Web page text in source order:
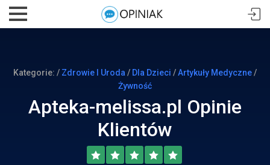
Kategorie: / Zdrowie I Uroda / Dla Dzieci /Artykuły Medyczne/
Żywność
Apteka-melissa.pl Opinie
Klientów